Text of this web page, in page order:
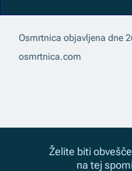
Osmrtnica objavljena dne
osmrtnica.com
Želite biti
na tej